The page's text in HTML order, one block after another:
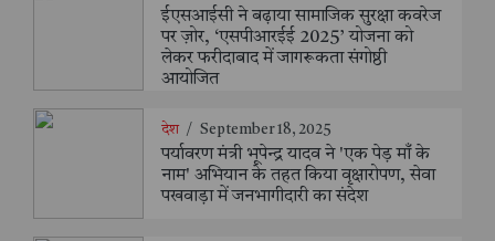
ईएसआईसी ने बढ़ाया सामाजिक सुरक्षा कवरेज
पर ज़ोर, ‘एसपीआरईई 2025’ योजना को
लेकर फरीदाबाद में जागरूकता संगोष्ठी
आयोजित
देश / September 18, 2025
पर्यावरण मंत्री भूपेन्द्र यादव ने 'एक पेड़ माँ के
नाम' अभियान के तहत किया वृक्षारोपण, सेवा
पखवाड़ा में जनभागीदारी का संदेश